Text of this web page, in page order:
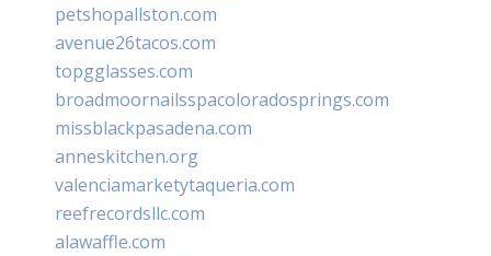
petshopallston.com
avenue26tacos.com
topgglasses.com
broadmoornailsspacoloradosprings.com
missblackpasadena.com
anneskitchen.org
valenciamarketytaqueria.com
reefrecordsllc.com
alawaffle.com